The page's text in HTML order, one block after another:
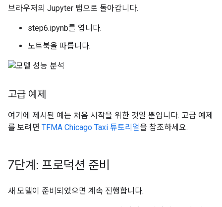
브라우저의 Jupyter 탭으로 돌아갑니다.
step6.ipynb를 엽니다.
노트북을 따릅니다.
고급 예제
여기에 제시된 예는 처음 시작을 위한 것일 뿐입니다. 고급 예제
를 보려면 TFMA Chicago Taxi 튜토리얼을 참조하세요.
7단계: 프로덕션 준비
새 모델이 준비되었으면 계속 진행합니다.